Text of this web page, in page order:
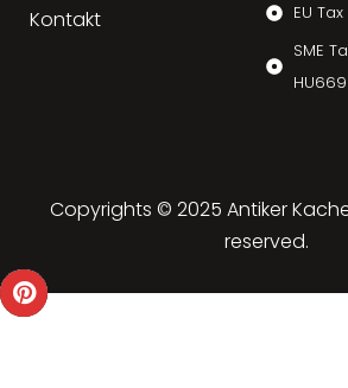
Kontakt
EU
SME
Copyrights © 2025 Antiker
reserved.